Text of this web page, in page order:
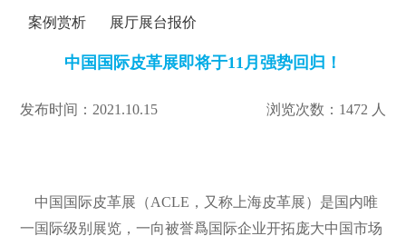
案例赏析 展厅展台报价
中国国际皮革展即将于11月强势回归！
发布时间：2021.10.15 浏览次数：1472 人
中国国际皮革展（ACLE，又称上海皮革展）是国内唯
一国际级别展览，一向被誉爲国际企业开拓庞大中国市场